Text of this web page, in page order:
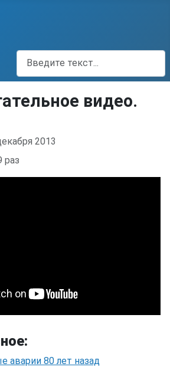
Поиск
видео.
2013
раз
аварии 80 лет назад